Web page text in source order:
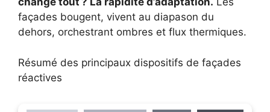
façades bougent, vivent au diapason du
dehors, orchestrant ombres et flux thermiques.
Résumé des principaux dispositifs de façades
réactives